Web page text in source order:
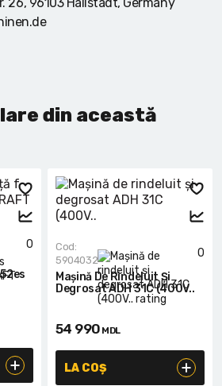
din această
0
0
Cod:
5904032
Mașină De Rindeluit Și
Degrosat ADH 31C (400V..
54 990 MDL
LA COȘ